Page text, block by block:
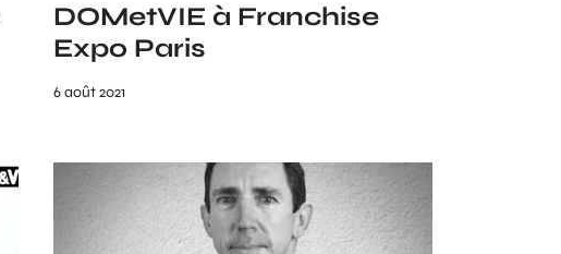
DOMetVIE à Franchise
Expo Paris
6 août 2021